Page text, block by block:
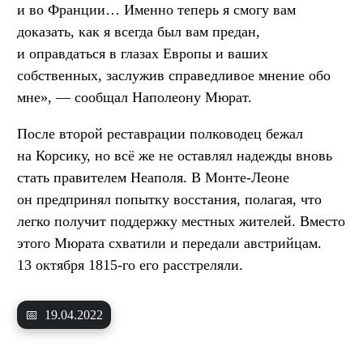
и во Франции… Именно теперь я смогу вам
доказать, как я всегда был вам предан,
и оправдаться в глазах Европы и ваших
собственных, заслужив справедливое мнение обо
мне», — сообщал Наполеону Мюрат.
После второй реставрации полководец бежал
на Корсику, но всё же не оставлял надежды вновь
стать правителем Неаполя. В Монте-Леоне
он предпринял попытку восстания, полагая, что
легко получит поддержку местных жителей. Вместо
этого Мюрата схватили и передали австрийцам.
13 октября 1815-го его расстреляли.
📅 19.04.2022